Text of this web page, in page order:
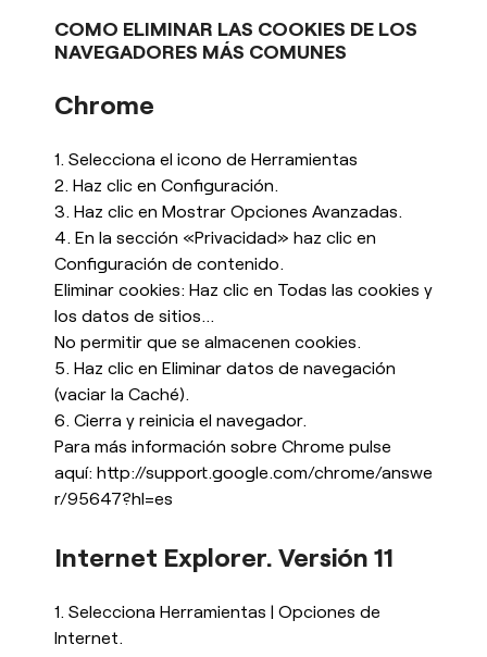
COMO ELIMINAR LAS COOKIES DE LOS
NAVEGADORES MÁS COMUNES
Chrome
1. Selecciona el icono de Herramientas
2. Haz clic en Configuración.
3. Haz clic en Mostrar Opciones Avanzadas.
4. En la sección «Privacidad» haz clic en
Configuración de contenido.
Eliminar cookies: Haz clic en Todas las cookies y
los datos de sitios…
No permitir que se almacenen cookies.
5. Haz clic en Eliminar datos de navegación
(vaciar la Caché).
6. Cierra y reinicia el navegador.
Para más información sobre Chrome pulse
aquí: http://support.google.com/chrome/answe
r/95647?hl=es
Internet Explorer. Versión 11
1. Selecciona Herramientas | Opciones de
Internet.